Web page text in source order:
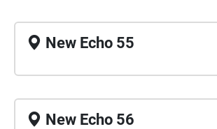
New Echo 55
New Echo 56